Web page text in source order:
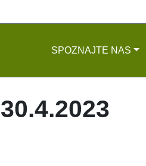
SPOZNAJTE NAS